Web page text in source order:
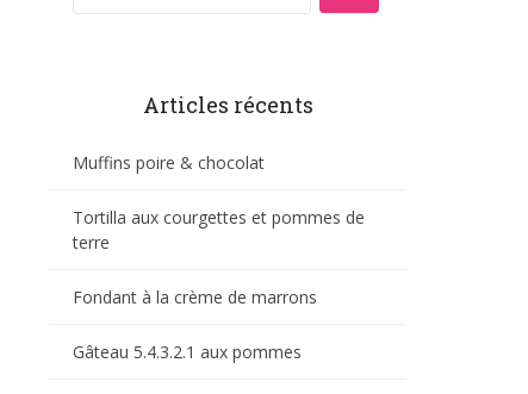
Articles récents
Muffins poire & chocolat
Tortilla aux courgettes et pommes de
terre
Fondant à la crème de marrons
Gâteau 5.4.3.2.1 aux pommes